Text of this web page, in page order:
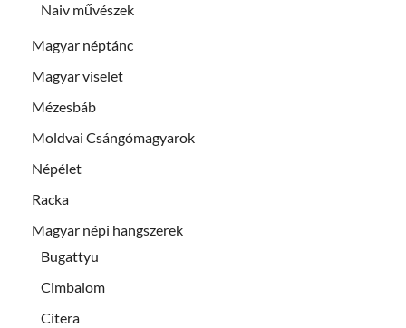
Naiv művészek
Magyar néptánc
Magyar viselet
Mézesbáb
Moldvai Csángómagyarok
Népélet
Racka
Magyar népi hangszerek
Bugattyu
Cimbalom
Citera